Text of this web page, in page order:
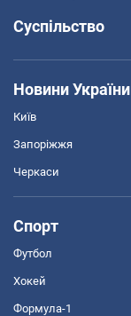
Суспільство
Новини України
Київ
Запоріжжя
Черкаси
Спорт
Футбол
Хокей
Формула-1